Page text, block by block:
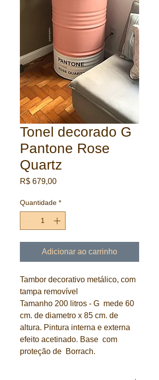
Tonel decorado G
Pantone Rose
Quartz
R$ 679,00Preço
Quantidade *
Adicionar ao carrinho
Tambor decorativo metálico, com
tampa removível
Tamanho 200 litros - G mede 60
cm. de diametro x 85 cm. de
altura. Pintura interna e externa
efeito acetinado. Base com
proteção de Borrach.